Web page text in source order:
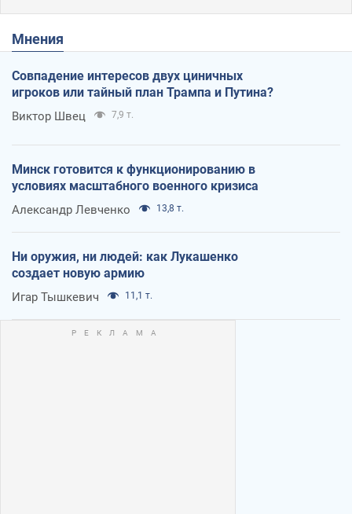
Мнения
Совпадение интересов двух циничных
игроков или тайный план Трампа и Путина?
Виктор Швец 7,9 т.
Минск готовится к функционированию в
условиях масштабного военного кризиса
Александр Левченко 13,8 т.
Ни оружия, ни людей: как Лукашенко
создает новую армию
Игар Тышкевич 11,1 т.